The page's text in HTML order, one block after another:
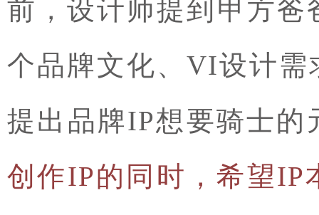
前，设计师提到甲方爸
个品牌文化、VI设计
提出品牌IP想要骑士
创作IP的同时，希望IP